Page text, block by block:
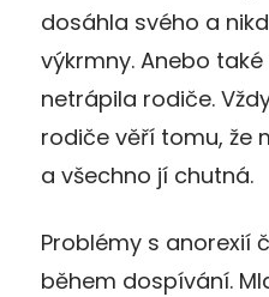
dosáhla svého a
výkrmny. Anebo
netrápila rodiče.
rodiče věří tomu, že
a všechno jí chutná.
Problémy s anorexií
během dospívání.